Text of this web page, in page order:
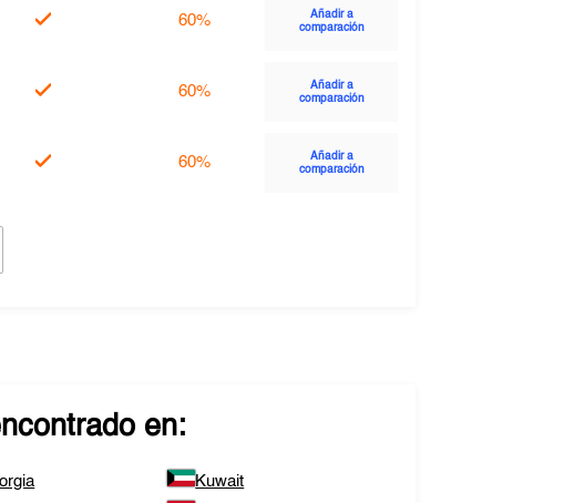
60%
Añadir a
comparación
60%
Añadir a
comparación
60%
Añadir a
comparación
en:
Kuwait